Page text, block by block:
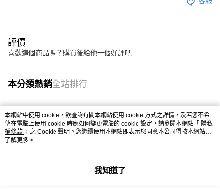
評價
喜歡這個商品嗎？購買後給他一個好評吧
本分類熱銷全站排行
熱門標籤
本網站中使用 cookie，欲查詢有關本網站使用 cookie 方式之詳情，及若您不希
望在電腦上使用 cookie 時應如何變更電腦的 cookie 設定，請參閱本網站「 隱私
權條款 」之 Cookie 聲明。您繼續使用本網站即表示您同意本公司得按本網站使
用條款之 Cookie 聲明使用 cookie。
了解更多 >
我知道了